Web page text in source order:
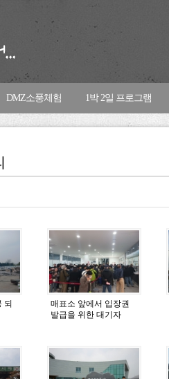
DMZ소풍체험 1박 2일 프로그램
되
매표소 앞에서 입장권
발급을 위한 대기자